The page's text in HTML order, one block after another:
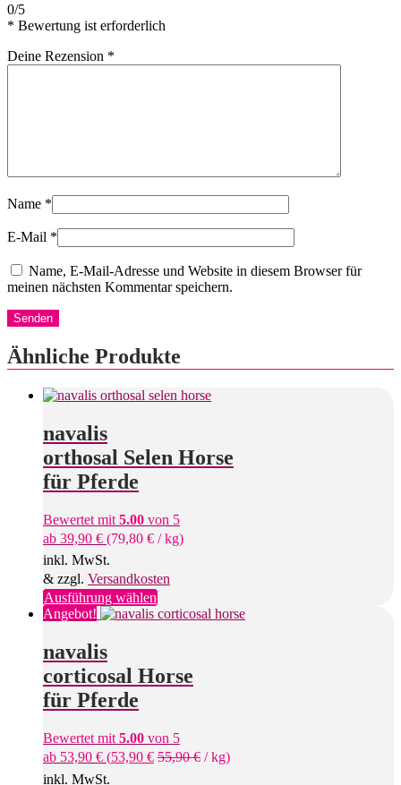
0/5
* Bewertung ist erforderlich
Deine Rezension *
Name *
E-Mail *
Name, E-Mail-Adresse und Website in diesem Browser für
meinen nächsten Kommentar speichern.
Ähnliche Produkte
navalis
orthosal Selen Horse
für Pferde
Bewertet mit 5.00 von 5
ab 39,90 € (79,80 € /kg)
inkl. MwSt.
& zzgl. Versandkosten
Ausführung wählenDieses
Produkt
auf.
auf
der
Angebot!
navalis
corticosal Horse
für Pferde
Bewertet mit 5.00 von 5
ab 53,90 € (53,90 € 55,90€ /kg)
inkl. MwSt.